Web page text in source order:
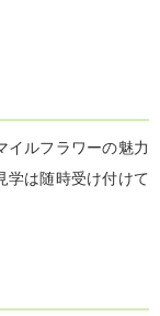
イルフラワーの魅力
学は随時受け付けて